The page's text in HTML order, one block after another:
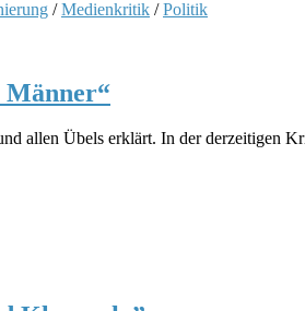
/Medienkritik /Politik
Männer“
allen Übels erklärt. In der derzeitigen